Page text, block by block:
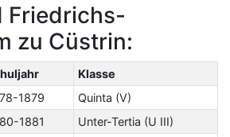
Friedrichs-
zu Cüstrin:
Klasse
1879
Quinta (V)
1881
Unter-Tertia (U III)